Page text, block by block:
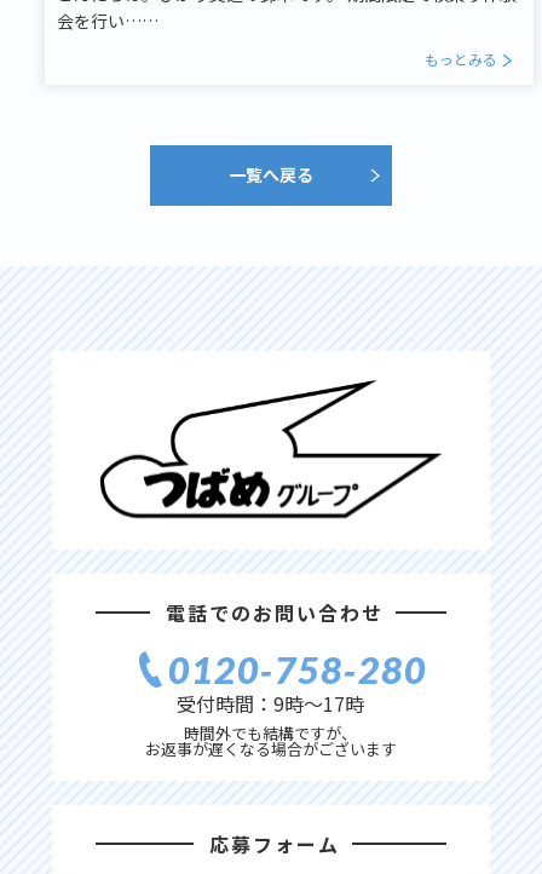
会を行い……
もっとみる
一覧へ戻る
電話でのお問い合わせ
0120‐758‐280
受付時間：9時〜17時
時間外でも結構ですが、
お返事が遅くなる場合がございます
応募フォーム